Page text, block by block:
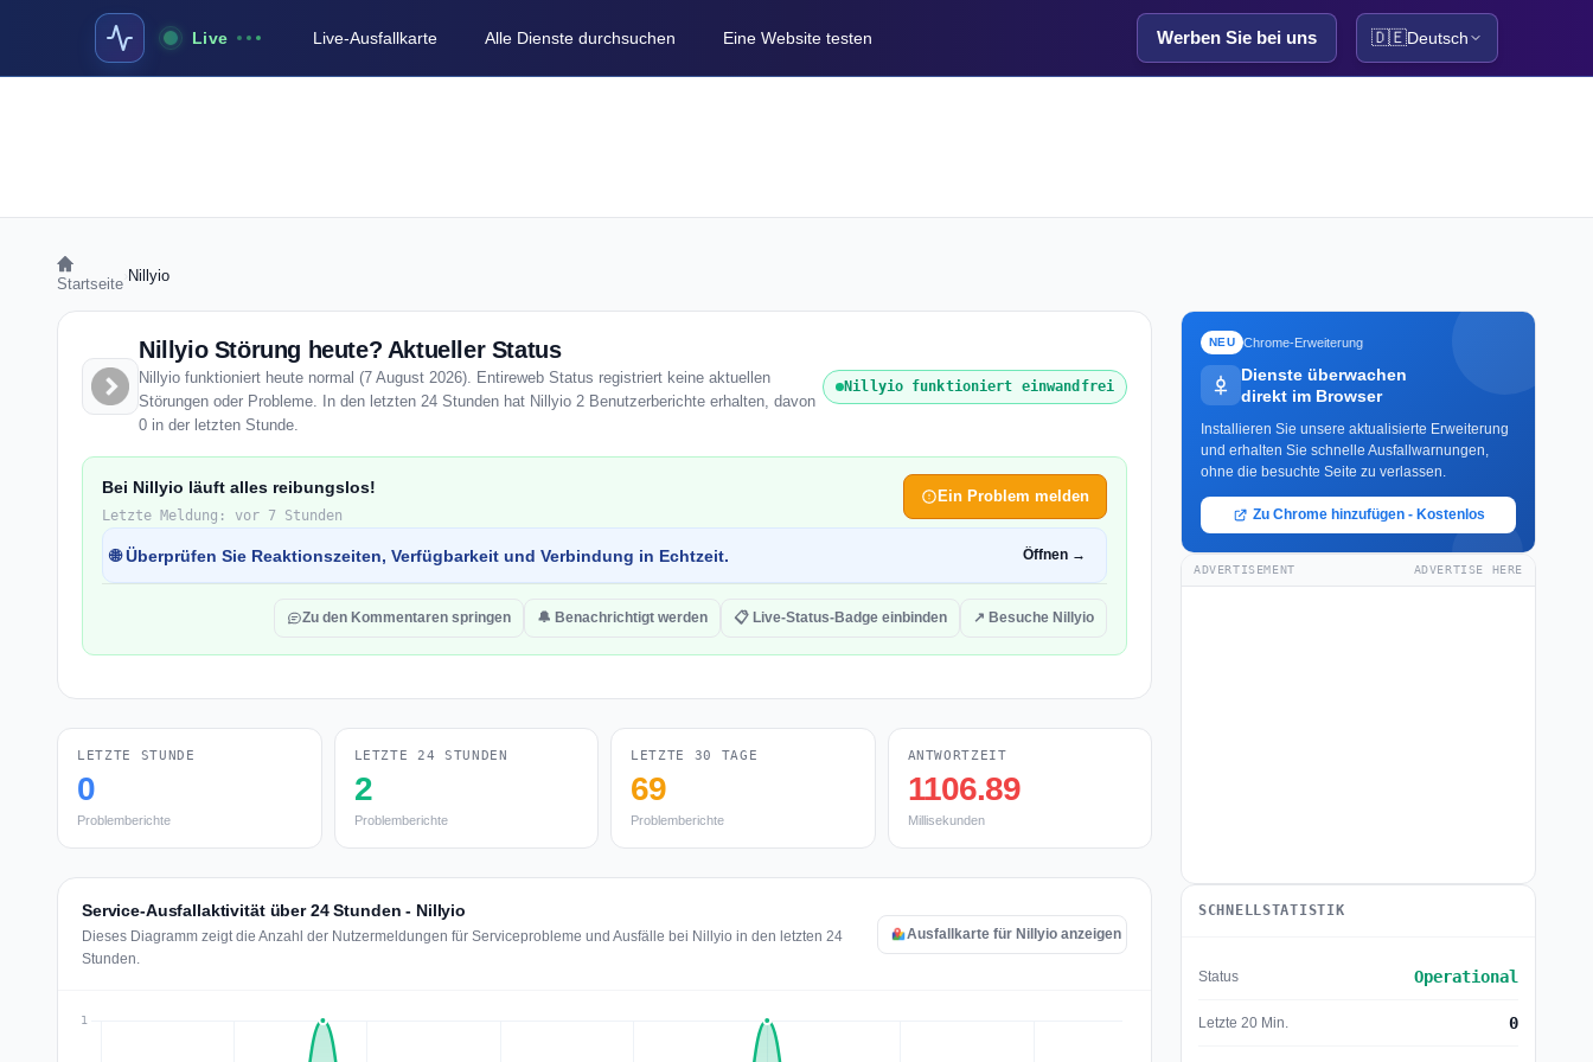
Live Live-Ausfallkarte Alle Dienste durchsuchen Eine Website testen Werben Sie bei uns 🇩🇪Deutsch
Startseite Nillyio
Nillyio Störung heute? Aktueller Status
Nillyio funktioniert heute normal (7 August 2026). Entireweb Status registriert keine aktuellen
Störungen oder Probleme. In den letzten 24 Stunden hat Nillyio 2 Benutzerberichte erhalten, davon
0 in der letzten Stunde.
Nillyio funktioniert einwandfrei
Bei Nillyio läuft alles reibungslos!
Letzte Meldung: vor 7 Stunden
Ein Problem melden
🌐 Überprüfen Sie Reaktionszeiten, Verfügbarkeit und Verbindung in Echtzeit. Öffnen →
Zu den Kommentaren springen 🔔 Benachrichtigt werden 📋 Live-Status-Badge einbinden ↗ Besuche Nillyio
LETZTE STUNDE
0
Problemberichte
LETZTE 24 STUNDEN
2
Problemberichte
LETZTE 30 TAGE
69
Problemberichte
ANTWORTZEIT
1106.89
Millisekunden
Service-Ausfallaktivität über 24 Stunden - Nillyio
Dieses Diagramm zeigt die Anzahl der Nutzermeldungen für Serviceprobleme und Ausfälle bei Nillyio in den letzten 24
Stunden.
Ausfallkarte für Nillyio anzeigen
NEU Chrome-Erweiterung
Dienste überwachen
direkt im Browser
Installieren Sie unsere aktualisierte Erweiterung
und erhalten Sie schnelle Ausfallwarnungen,
ohne die besuchte Seite zu verlassen.
Zu Chrome hinzufügen - Kostenlos
ADVERTISEMENT ADVERTISE HERE
SCHNELLSTATISTIK
Status Operational
Letzte 20 Min. 0